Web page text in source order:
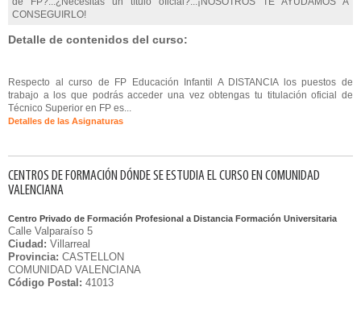
CONSEGUIRLO!
Detalle de contenidos del curso:
Respecto al curso de FP Educación Infantil A DISTANCIA los puestos de
trabajo a los que podrás acceder una vez obtengas tu titulación oficial de
Técnico Superior en FP es...
Detalles de las Asignaturas
CENTROS DE FORMACIÓN DÓNDE SE ESTUDIA EL CURSO EN COMUNIDAD
VALENCIANA
Centro Privado de Formación Profesional a Distancia Formación Universitaria
Calle Valparaíso 5
Ciudad: Villarreal
Provincia: CASTELLON
COMUNIDAD VALENCIANA
Código Postal: 41013